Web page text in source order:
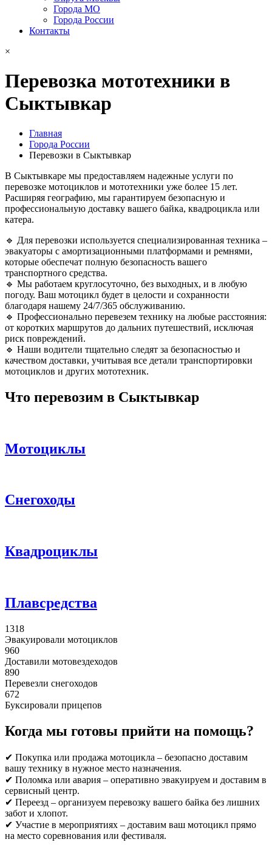
Города МО
Города России
Контакты
×
Перевозка мототехники в
Сыктывкар
Главная
Города России
Перевозки в Сыктывкар
В Сыктывкаре мы предоставляем надежные услуги по
перевозке мотоциклов и мототехники уже более 15 лет.
Расширяя географию, мы гарантируем безопасную и
профессиональную доставку вашего байка, квадроцикла или
катера.
🔹 Для перевозки используется специализированная техника –
эвакуаторы с амортизационными платформами и ремнями,
которые обеспечат полную безопасность вашего
транспортного средства.
🔹 Мы работаем круглосуточно, без выходных, и в любую
погоду. Ваш мотоцикл будет в целости и сохранности
благодаря нашему 24/7/365 обслуживанию.
🔹 Профессионально перевезем технику на любые расстояния:
от коротких маршрутов до дальних путешествий, исключая
риск повреждений.
🔹 Наши водители тщательно следят за безопасностью и
качеством доставки, учитывая все детали транспортировки
мотоциклов и других мототехник.
Что перевозим в Сыктывкар
Мотоциклы
Снегоходы
Квадроциклы
Плавсредства
1318
Эвакуировали мотоциклов
960
Доставили мотовездеходов
890
Перевезли снегоходов
672
Буксировали прицепов
Когда мы готовы прийти на помощь?
✔ Покупка или продажа мотоцикла – безопасно доставим
вашу технику в нужное место назначения.
✔ Поломка или авария – оперативно эвакуируем и доставим в
сервисный центр.
✔ Переезд – организуем перевозку вашего байка без лишних
забот и хлопот.
✔ Участие в мероприятиях – доставим ваш мотоцикл прямо
на место соревнования или фестиваля.